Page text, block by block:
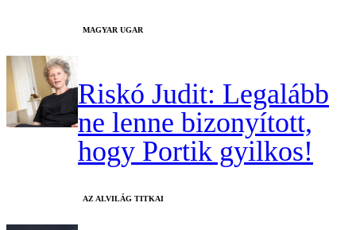
MAGYAR UGAR
Riskó Judit: Legalább
ne lenne bizonyított,
hogy Portik gyilkos!
AZ ALVILÁG TITKAI